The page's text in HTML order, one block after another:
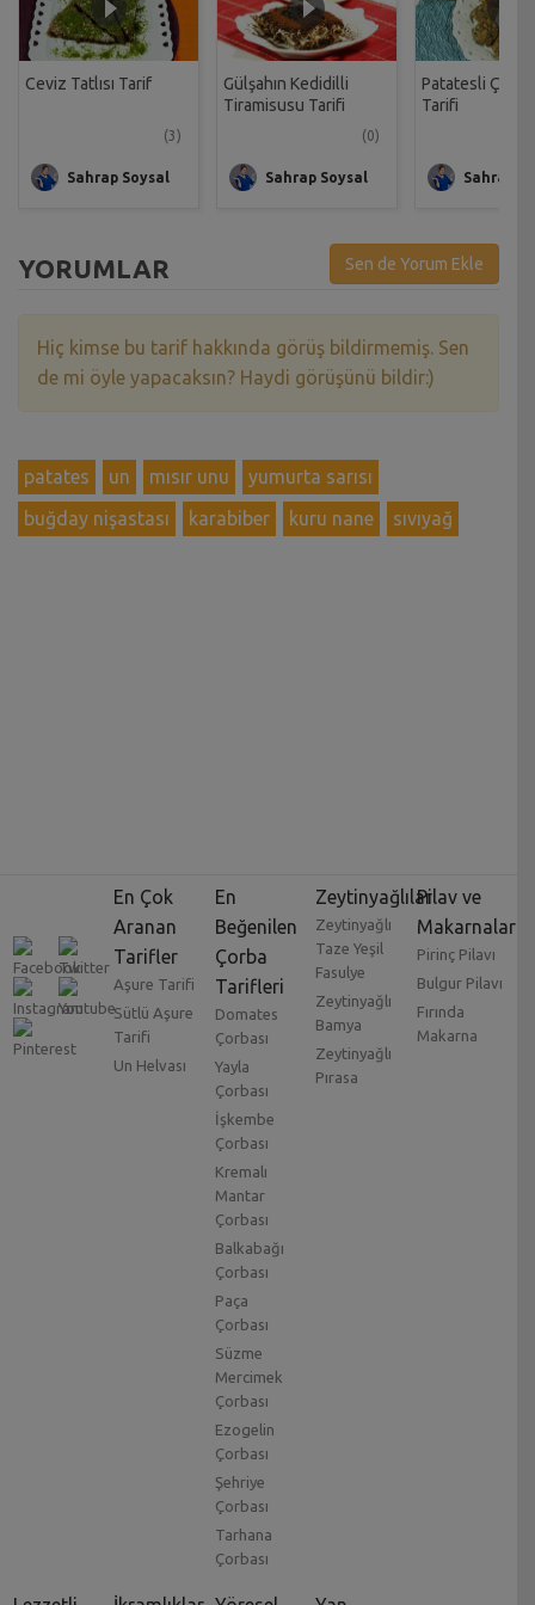
Ceviz Tatlısı Tarif
(3)
Sahrap Soysal
Gülşahın Kedidilli
Tiramisusu Tarifi
(0)
Sahrap Soysal
Patatesli Çıtır
Tarifi
Sahrap
YORUMLAR Sen de Yorum Ekle
Hiç kimse bu tarif hakkında görüş bildirmemiş. Sen
de mi öyle yapacaksın? Haydi görüşünü bildir:)
patates un mısır unu
yumurta sarısı
buğday nişastası
karabiber kuru nane sıvıyağ
En Çok
Aranan
Tarifler
Aşure Tarifi
Sütlü Aşure
Tarifi
Un Helvası
En
Beğenilen
Çorba
Tarifleri
Domates
Çorbası
Yayla
Çorbası
İşkembe
Çorbası
Kremalı
Mantar
Çorbası
Balkabağı
Çorbası
Paça
Çorbası
Süzme
Mercimek
Çorbası
Ezogelin
Çorbası
Şehriye
Çorbası
Tarhana
Çorbası
Zeytinyağlılar
Zeytinyağlı
Taze Yeşil
Fasulye
Zeytinyağlı
Bamya
Zeytinyağlı
Pırasa
Pilav ve
Makarnalar
Pirinç Pilavı
Bulgur Pilavı
Fırında
Makarna